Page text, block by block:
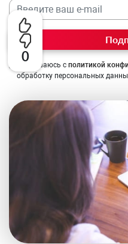
0
Соглашаюсь с политикой
обработку персональных